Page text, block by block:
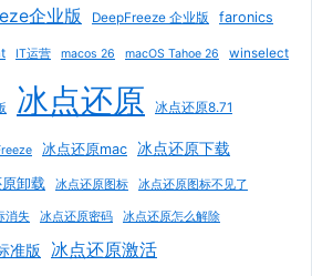
企业版 DeepFreeze 企业版 faronics
IT运营 macos 26 macOS Tahoe 26 winselect
冰点还原 冰点还原8.71
冰点还原mac 冰点还原下载
卸载 冰点还原图标 冰点还原图标不见了
消失 冰点还原密码 冰点还原怎么解除
准版 冰点还原激活